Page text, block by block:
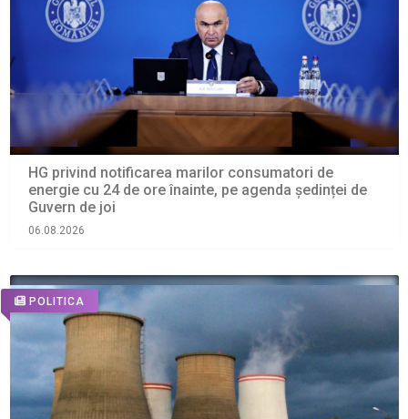
HG privind notificarea marilor consumatori de
energie cu 24 de ore înainte, pe agenda ședinței de
Guvern de joi
06.08.2026
POLITICA